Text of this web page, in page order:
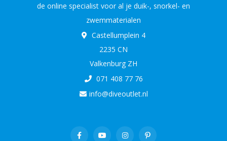
de online specialist voor al je duik-, snorkel- en
zwemmaterialen
Castellumplein 4
2235 CN
Valkenburg ZH
071 408 77 76
info@diveoutlet.nl